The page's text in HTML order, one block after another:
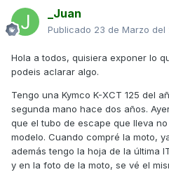
_Juan
Publicado 23 de Marzo del
Hola a todos, quisiera exponer lo
podeis aclarar algo.
Tengo una Kymco K-XCT 125 del
segunda mano hace dos años.
que el tubo de escape que lleva
modelo. Cuando compré la moto,
además tengo la hoja de la última
y en la foto de la moto, se vé el